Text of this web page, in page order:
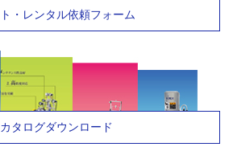
・レンタル依頼フォーム
カタログダウンロード